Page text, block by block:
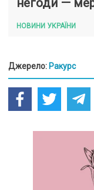
НОВИНИ УКРАЇНИ
Джерело: Ракурс